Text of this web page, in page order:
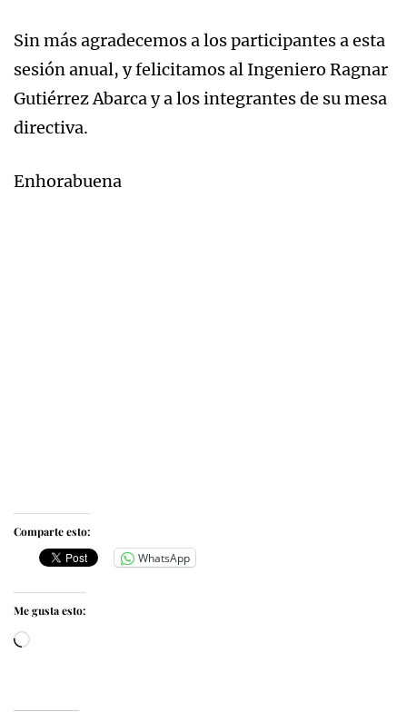
Sin más agradecemos a los participantes a esta
sesión anual, y felicitamos al Ingeniero Ragnar
Gutiérrez Abarca y a los integrantes de su mesa
directiva.
Enhorabuena
Comparte esto:
WhatsApp
Me gusta esto:
Cargando...